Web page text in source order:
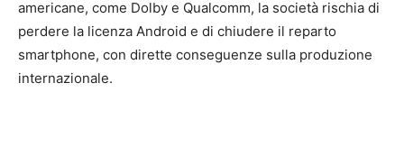
americane, come Dolby e Qualcomm, la società rischia di
perdere la licenza Android e di chiudere il reparto
smartphone, con dirette conseguenze sulla produzione
internazionale.